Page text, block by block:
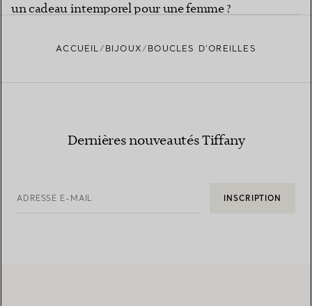
un cadeau intemporel pour une femme ?
ACCUEIL BIJOUX BOUCLES D’OREILLES
Dernières nouveautés Tiffany
ADRESSE E-MAIL INSCRIPTION